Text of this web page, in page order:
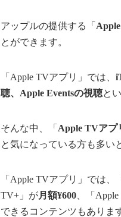
アップルの提供する「
とができます。
「Apple TVアプリ」では、
聴、Apple Eventsの視聴と
そんな中、「 Apple TVアプ
と気になっている方も多い
「Apple TVアプリ」では、
TV+」が月額¥600 、「
できるコンテンツもありま